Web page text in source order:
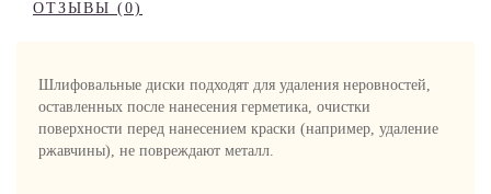
ОТЗЫВЫ (0)
Шлифовальные диски подходят для удаления неровностей,
оставленных после нанесения герметика, очистки
поверхности перед нанесением краски (например, удаление
ржавчины), не повреждают металл.